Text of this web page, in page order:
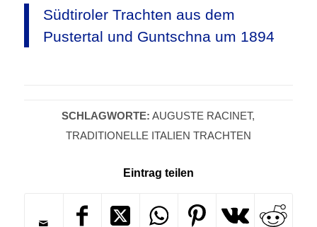
Südtiroler Trachten aus dem
Pustertal und Guntschna um 1894
SCHLAGWORTE: AUGUSTE RACINET,
TRADITIONELLE ITALIEN TRACHTEN
Eintrag teilen